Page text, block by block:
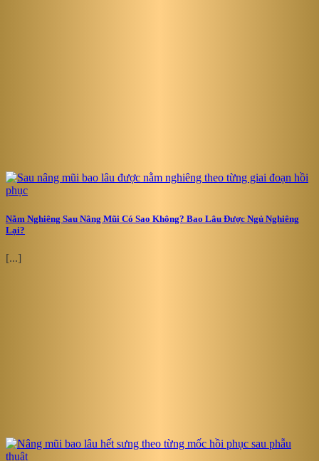
Nằm Nghiêng Sau Nâng Mũi Có Sao Không? Bao Lâu Được Ngủ Nghiêng
Lại?
[...]